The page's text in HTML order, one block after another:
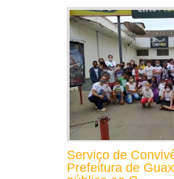
Serviço de
Prefeitura de